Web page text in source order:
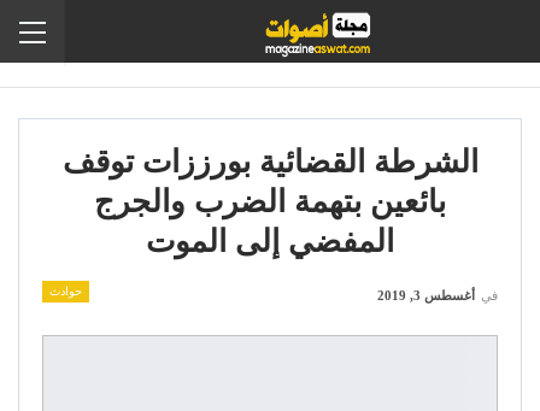
الشرطة القضائية بورززات توقف
بائعين بتهمة الضرب والجرج
المفضي إلى الموت
حوادث في أغسطس 3, 2019